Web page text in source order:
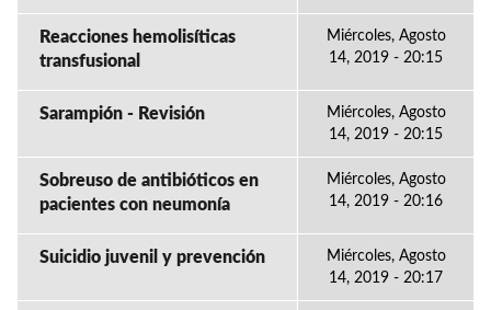
Reacciones hemolisíticas
transfusional
Miércoles, Agosto
14, 2019 - 20:15
Sarampión - Revisión
Miércoles, Agosto
14, 2019 - 20:15
Sobreuso de antibióticos en
pacientes con neumonía
Miércoles, Agosto
14, 2019 - 20:16
Suicidio juvenil y prevención
Miércoles, Agosto
14, 2019 - 20:17